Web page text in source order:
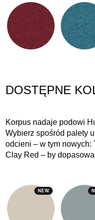
DOSTĘPNE
Korpus nadaje podowi
Wybierz spośród palety
odcieni – w tym nowych:
Clay Red – by
NEW